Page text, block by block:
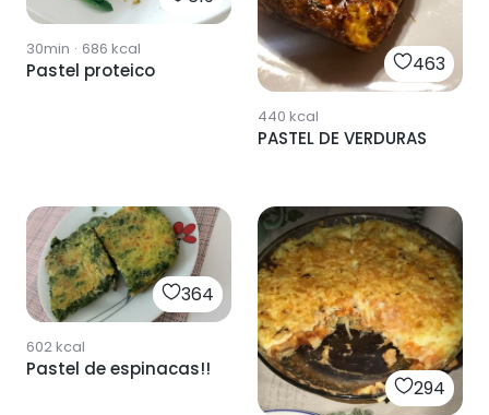
30min · 686 kcal
Pastel proteico 463
440 kcal
PASTEL DE VERDURAS
364
602kcal
Pastel de espinacas!!
294